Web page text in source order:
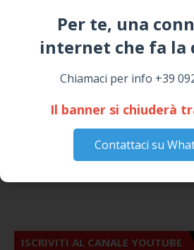
Per te, una
internet che fa la
Chiamaci per info +39
Il banner si chiuderà
Contattaci su
ISCRIVITI AL CANALE YOUTUBE